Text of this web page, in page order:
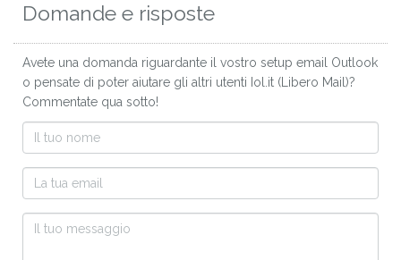
Domande e risposte
Avete una domanda riguardante il vostro setup email Outlook
o pensate di poter aiutare gli altri utenti Iol.it (Libero Mail)?
Commentate qua sotto!